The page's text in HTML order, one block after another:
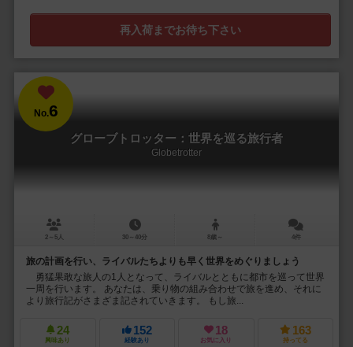
再入荷までお待ち下さい
No.6
グローブトロッター：世界を巡る旅行者
Globetrotter
2～5人 30～40分 8歳～ 4件
旅の計画を行い、ライバルたちよりも早く世界をめぐりましょう
勇猛果敢な旅人の1人となって、ライバルとともに都市を巡って世界
一周を行います。 あなたは、乗り物の組み合わせで旅を進め、それに
より旅行記がさまざま記されていきます。 もし旅...
24
興味あり
152
経験あり
18
お気に入り
163
持ってる